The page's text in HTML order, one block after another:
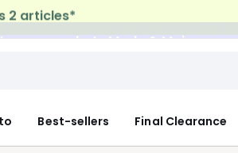
vos achats Mode & Maison
Best-sellers Final Clearance